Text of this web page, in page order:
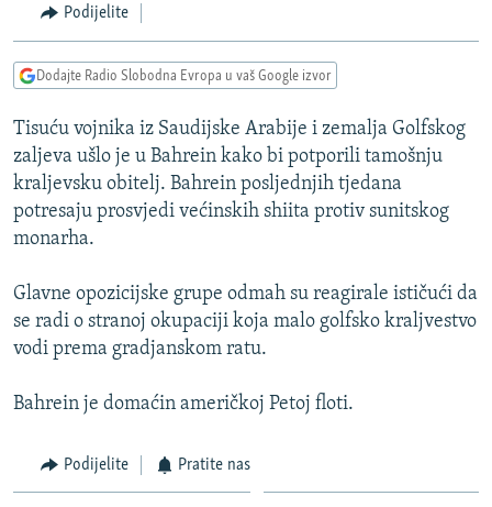
navigaciju
Pređite
na
CRNA GORA
VIDEO
FOTOGALERIJE
INFOGRAFIKE
PODCASTI
RAT U UKRAJINI
KINA NA BALKANU
RSE PRIČE IZ SVIJETA
ISPRIČAJ MI
DNEVNO@RSE
SPECIJALI RSE
GENOCID U SREBRENICI
TV LIBERTY
PRATITE NAS
Sve RFE/RL stranice
Podijelite
Dodajte Radio Slobodna Evropa u vaš Google izvor
Tisuću vojnika iz Saudijske Arabije i zemalja Golfskog
zaljeva ušlo je u Bahrein kako bi potporili tamošnju
kraljevsku obitelj. Bahrein posljednjih tjedana
potresaju prosvjedi većinskih shiita protiv sunitskog
monarha.
Glavne opozicijske grupe odmah su reagirale ističući da
se radi o stranoj okupaciji koja malo golfsko kraljvestvo
vodi prema gradjanskom ratu.
Bahrein je domaćin američkoj Petoj floti.
Podijelite Pratite nas